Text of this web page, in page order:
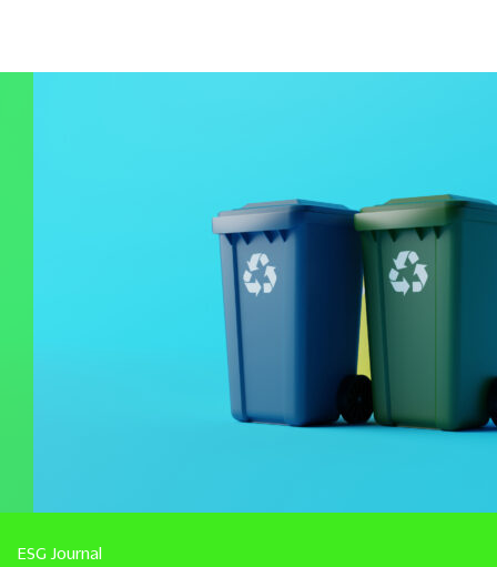
ESG Journal